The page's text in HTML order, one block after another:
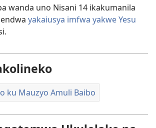
wanda uno Nisani 14 ikakumanila
yakaiusya imfwa yakwe Yesu
ku Mauzyo Amuli Baibo